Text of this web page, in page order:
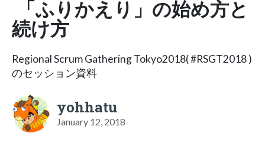
「ふりかえり」の始め方と
続け方
Regional Scrum Gathering Tokyo2018( #RSGT2018 )
のセッション資料
yohhatu
January 12, 2018